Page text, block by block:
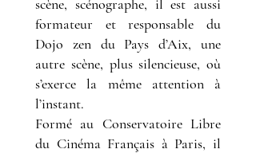
scène, scénographe, il est aussi
formateur et responsable du
Dojo zen du Pays d’Aix, une
autre scène, plus silencieuse, où
s’exerce la même attention à
l’instant.
Formé au Conservatoire Libre
du Cinéma Français à Paris, il